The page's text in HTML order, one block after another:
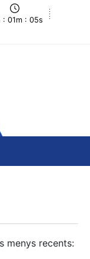
: 01m : 06s
menys recents: